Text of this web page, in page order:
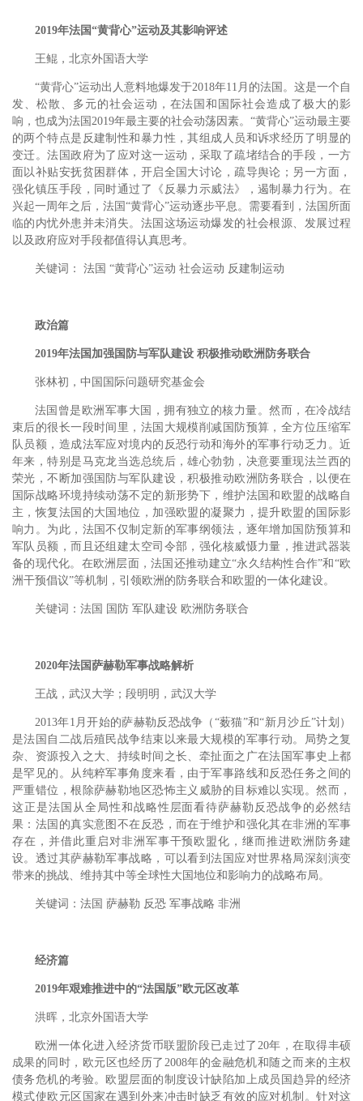
2019年法国“黄背心”运动及其影响评述
王鲲，北京外国语大学
“黄背心”运动出人意料地爆发于2018年11月的法国。这是一个自
发、松散、多元的社会运动，在法国和国际社会造成了极大的影
响，也成为法国2019年最主要的社会动荡因素。“黄背心”运动最主要
的两个特点是反建制性和暴力性，其组成人员和诉求经历了明显的
变迁。法国政府为了应对这一运动，采取了疏堵结合的手段，一方
面以补贴安抚贫困群体，开启全国大讨论，疏导舆论；另一方面，
强化镇压手段，同时通过了《反暴力示威法》，遏制暴力行为。在
兴起一周年之后，法国“黄背心”运动逐步平息。需要看到，法国所面
临的内忧外患并未消失。法国这场运动爆发的社会根源、发展过程
以及政府应对手段都值得认真思考。
关键词： 法国 “黄背心”运动 社会运动 反建制运动
政治篇
2019年法国加强国防与军队建设 积极推动欧洲防务联合
张林初，中国国际问题研究基金会
法国曾是欧洲军事大国，拥有独立的核力量。然而，在冷战结
束后的很长一段时间里，法国大规模削减国防预算，全方位压缩军
队员额，造成法军应对境内的反恐行动和海外的军事行动乏力。近
年来，特别是马克龙当选总统后，雄心勃勃，决意要重现法兰西的
荣光，不断加强国防与军队建设，积极推动欧洲防务联合，以便在
国际战略环境持续动荡不定的新形势下，维护法国和欧盟的战略自
主，恢复法国的大国地位，加强欧盟的凝聚力，提升欧盟的国际影
响力。为此，法国不仅制定新的军事纲领法，逐年增加国防预算和
军队员额，而且还组建太空司令部，强化核威慑力量，推进武器装
备的现代化。在欧洲层面，法国还推动建立“永久结构性合作”和“欧
洲干预倡议”等机制，引领欧洲的防务联合和欧盟的一体化建设。
关键词：法国 国防 军队建设 欧洲防务联合
2020年法国萨赫勒军事战略解析
王战，武汉大学；段明明，武汉大学
2013年1月开始的萨赫勒反恐战争（“薮猫”和“新月沙丘”计划）
是法国自二战后殖民战争结束以来最大规模的军事行动。局势之复
杂、资源投入之大、持续时间之长、牵扯面之广在法国军事史上都
是罕见的。从纯粹军事角度来看，由于军事路线和反恐任务之间的
严重错位，根除萨赫勒地区恐怖主义威胁的目标难以实现。然而，
这正是法国从全局性和战略性层面看待萨赫勒反恐战争的必然结
果：法国的真实意图不在反恐，而在于维护和强化其在非洲的军事
存在，并借此重启对非洲军事干预欧盟化，继而推进欧洲防务建
设。透过其萨赫勒军事战略，可以看到法国应对世界格局深刻演变
带来的挑战、维持其中等全球性大国地位和影响力的战略布局。
关键词：法国 萨赫勒 反恐 军事战略 非洲
经济篇
2019年艰难推进中的“法国版”欧元区改革
洪晖，北京外国语大学
欧洲一体化进入经济货币联盟阶段已走过了20年，在取得丰硕
成果的同时，欧元区也经历了2008年的金融危机和随之而来的主权
债务危机的考验。欧盟层面的制度设计缺陷加上成员国趋异的经济
模式使欧元区国家在遇到外来冲击时缺乏有效的应对机制。针对这